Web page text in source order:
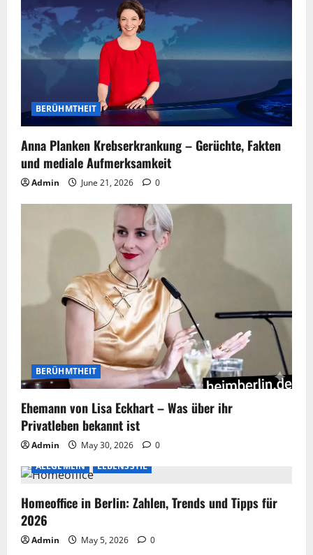
BERÜHMTHEIT
Anna Planken Krebserkrankung – Gerüchte, Fakten
und mediale Aufmerksamkeit
Admin June 21, 2026 0
BERÜHMTHEIT
Ehemann von Lisa Eckhart – Was über ihr
Privatleben bekannt ist
Admin May 30, 2026
0
ALLGEMEIN
LEBENSSTIL
Homeoffice in Berlin: Zahlen, Trends und Tipps für
2026
Admin May 5, 2026 0